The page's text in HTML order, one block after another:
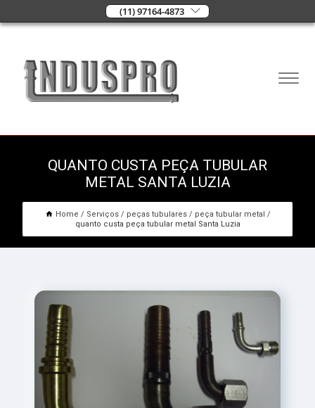
(11) 97164-4873
QUANTO CUSTA PEÇA TUBULAR
METAL SANTA LUZIA
Home Serviços peças tubulares
peça tubular metal
quanto custa peça tubular metal Santa Luzia